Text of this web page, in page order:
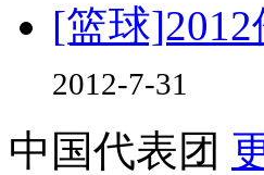
[篮球
2012-7-31
中国代表团